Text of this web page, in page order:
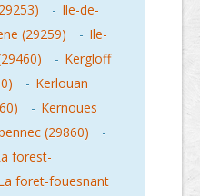
- Ile-de-
(29259) - Ile-
- Kergloff
- Kerlouan
- Kernoues
(29860)
-
forest-
foret-fouesnant